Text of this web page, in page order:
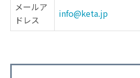
メールア
ドレス
info@keta.jp